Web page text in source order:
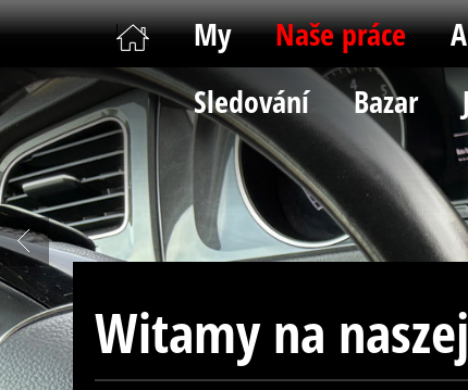
My Naše práce
Sledování
Bazar
Witamy na